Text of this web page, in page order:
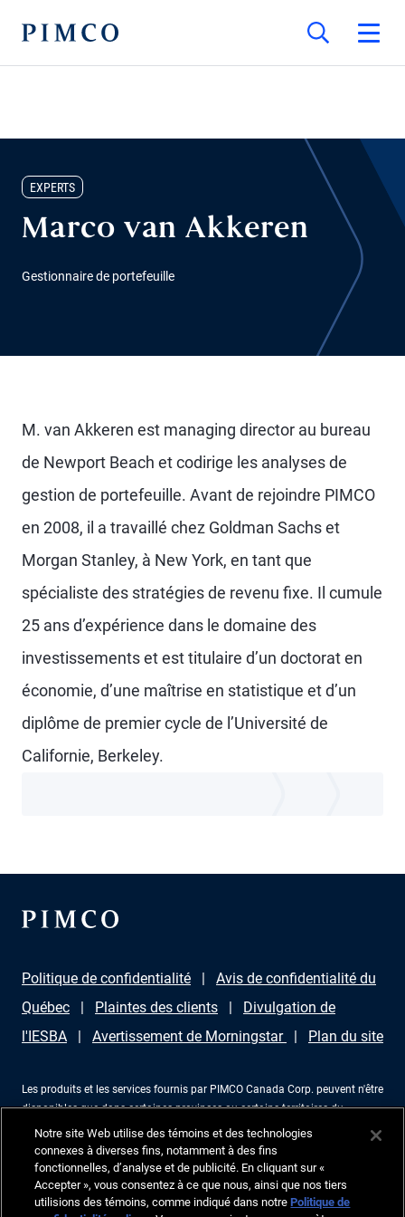
EXPERTS
Marco van Akkeren
Gestionnaire de portefeuille
M. van Akkeren est managing director au bureau
de Newport Beach et codirige les analyses de
gestion de portefeuille. Avant de rejoindre PIMCO
en 2008, il a travaillé chez Goldman Sachs et
Morgan Stanley, à New York, en tant que
spécialiste des stratégies de revenu fixe. Il cumule
25 ans d’expérience dans le domaine des
investissements et est titulaire d’un doctorat en
économie, d’une maîtrise en statistique et d’un
diplôme de premier cycle de l’Université de
Californie, Berkeley.
Politique de confidentialité
Avis de confidentialité du
Québec
Plaintes des clients
Divulgation de
l'IESBA
Avertissement de Morningstar Plan du site
Les produits et les services fournis par PIMCO Canada Corp. peuvent n'être
disponibles que dans certaines provinces ou certains territoires du
Canada et uniquement par l'intermédiaire de revendeurs agréés à cet effet.
Aucune partie de ce document ne peut être reproduite sous aucune forme
ni utilisée comme référence dans une autre publication, sans permission
écrite expresse. PIMCO est une marque d’Allianz Asset Management of
America LLC en aux États-Unis et ailleurs. Corporation PIMCO Canada,
Notre site Web utilise des témoins et des technologies
connexes à diverses fins, notamment à des fins
fonctionnelles, d’analyse et de publicité. En cliquant sur «
Accepter », vous consentez à ce que nous, ainsi que nos tiers
utilisions des témoins, comme indiqué dans notrePolitique de